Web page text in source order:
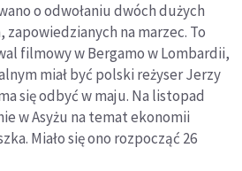
o odwołaniu dwóch dużych
zapowiedzianych na marzec. To
filmowy w Bergamo w Lombardii,
miał być polski reżyser Jerzy
się odbyć w maju. Na listopad
w Asyżu na temat ekonomii
Miało się ono rozpocząć 26